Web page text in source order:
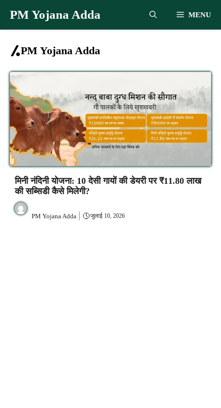
PM Yojana Adda MENU
PM Yojana Adda
मिनी नंदिनी योजना: 10 देसी गायों की डेयरी पर ₹11.80 लाख
की सब्सिडी कैसे मिलेगी?
PM Yojana Adda जुलाई 10, 2026